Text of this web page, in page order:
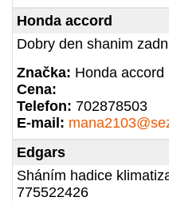
Honda accord
Dobry den shanim
Značka: Honda accord
Cena:
Telefon: 702878503
E-mail:
Edgars
Sháním hadice
775522426